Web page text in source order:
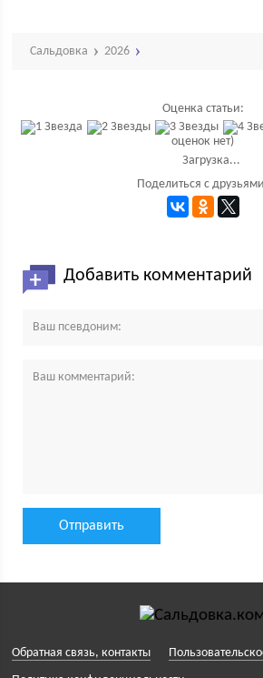
Сальдовка 2026
Оценка статьи:
оценок нет)
Загрузка...
Поделиться с
Добавить комментарий
Обратная связь, контакты